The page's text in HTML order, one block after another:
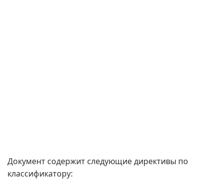
Документ содержит следующие директивы по
классификатору: